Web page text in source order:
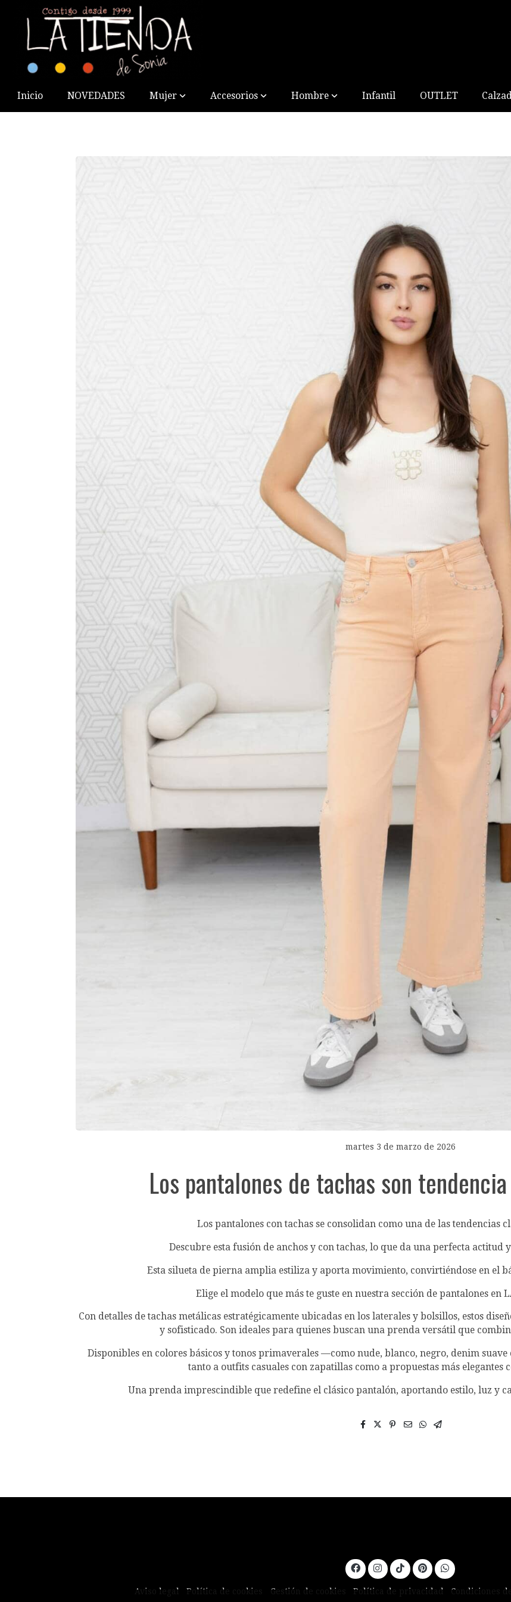
Inicio NOVEDADES Mujer Accesorios Hombre Infantil OUTLET
martes 3 de marzo de 2026
Los pantalones de tachas son
Los pantalones con tachas se consolidan como una de las tendencias
Descubre esta fusión de anchos y con tachas, lo que da una perfecta actitud
Esta silueta de pierna amplia estiliza y aporta movimiento, convirtiéndose en el
Elige el modelo que más te guste en nuestra sección de pantalones en
Con detalles de tachas metálicas estratégicamente ubicadas en los laterales y bolsillos, estos
y sofisticado. Son ideales para quienes buscan una prenda versátil que
Disponibles en colores básicos y tonos primaverales —como nude, blanco, negro, denim
tanto a outfits casuales con zapatillas como a propuestas más elegantes
Una prenda imprescindible que redefine el clásico pantalón, aportando estilo, luz y
Aviso legal Política de cookies Gestión de cookies Política de privacidad Condiciones